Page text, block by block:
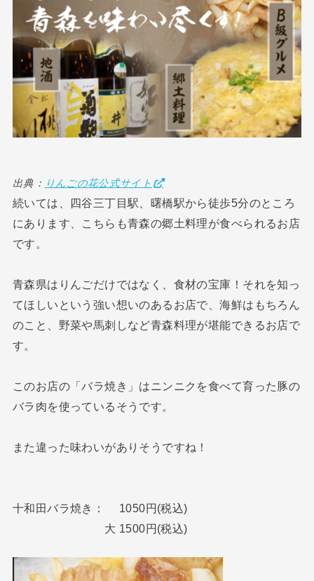
出典： りんごの花公式サイト
続いては、四谷三丁目駅、曙橋駅から徒歩5分のところ
にあります、こちらも青森の郷土料理が食べられるお店
です。
青森県はりんごだけではなく、食材の宝庫！それを知っ
てほしいという強い想いのあるお店で、海鮮はもちろん
のこと、野菜や馬刺しなど青森料理が堪能できるお店で
す。
このお店の「バラ焼き」はニンニクを食べて育った豚の
バラ肉を使っているそうです。
また違った味わいがありそうですね！
十和田バラ焼き： 1050円(税込)
大 1500円(税込)